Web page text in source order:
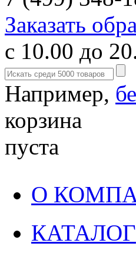
Заказать
с 10.00 до
Например,
корзина
пуста
О
КАТАЛОГ